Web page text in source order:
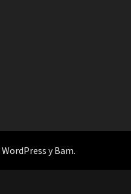
WordPress yBam.